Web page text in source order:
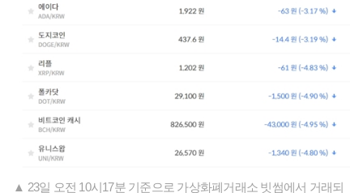
▲ 23일 오전 10시17분 기준으로 가상화폐거래소 빗썸에서 거래되